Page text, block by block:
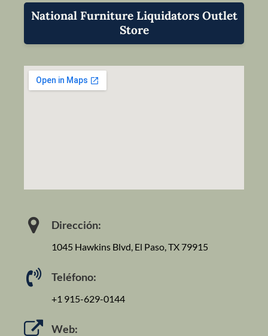
National Furniture Liquidators Outlet
Store
Dirección:
1045 Hawkins Blvd, El Paso, TX 79915
Teléfono:
+1 915-629-0144
Web: